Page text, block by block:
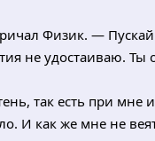
Физик. —
не удостаиваю. Ты
так есть при мне
И как же мне не